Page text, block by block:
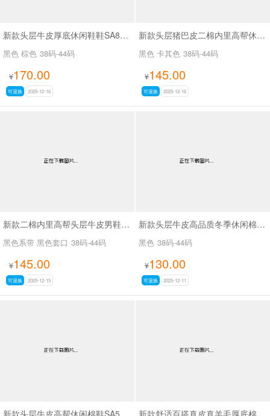
新款头层牛皮厚底休闲鞋鞋SA8880 有单/有绒
黑色 棕色 38码-44码
¥170.00
可退换 2025-12-16
新款头层猪巴皮二棉内里高帮休闲男鞋SA6020
黑色 卡其色 38码-44码
¥145.00
可退换 2025-12-16
新款二棉内里高帮头层牛皮男鞋爱步ecco7661
黑色系带 黑色套口 38码-44码
¥145.00
可退换 2025-12-15
新款头层牛皮高品质冬季休闲棉鞋SA58818
黑色 38码-44码
¥130.00
可退换 2025-12-11